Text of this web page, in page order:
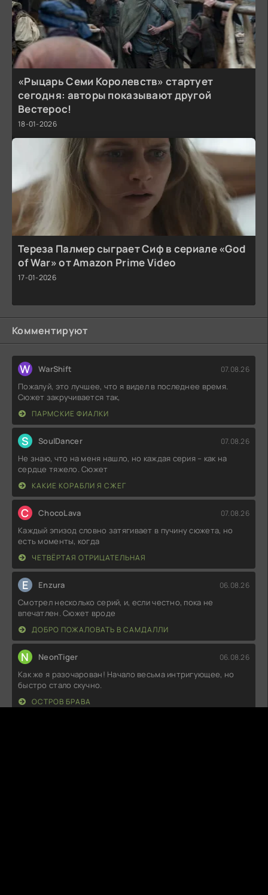
«Рыцарь Семи Королевств» стартует
сегодня: авторы показывают другой
Вестерос!
18-01-2026
Тереза Палмер сыграет Сиф в сериале «God
of War» от Amazon Prime Video
17-01-2026
Комментируют
W WarShift 07.08.26
Пожалуй, это лучшее, что я видел в последнее время.
Сюжет закручивается так,
ПАРМСКИЕ ФИАЛКИ
S SoulDancer 07.08.26
Не знаю, что на меня нашло, но каждая серия – как на
сердце тяжело. Сюжет
КАКИЕ КОРАБЛИ Я СЖЕГ
C ChocoLava 07.08.26
Каждый эпизод словно затягивает в пучину сюжета, но
есть моменты, когда
ЧЕТВЁРТАЯ ОТРИЦАТЕЛЬНАЯ
E Enzura 06.08.26
Смотрел несколько серий, и, если честно, пока не
впечатлен. Сюжет вроде
ДОБРО ПОЖАЛОВАТЬ В САМДАЛЛИ
N NeonTiger 06.08.26
Как же я разочарован! Начало весьма интригующее, но
быстро стало скучно.
ОСТРОВ БРАВА